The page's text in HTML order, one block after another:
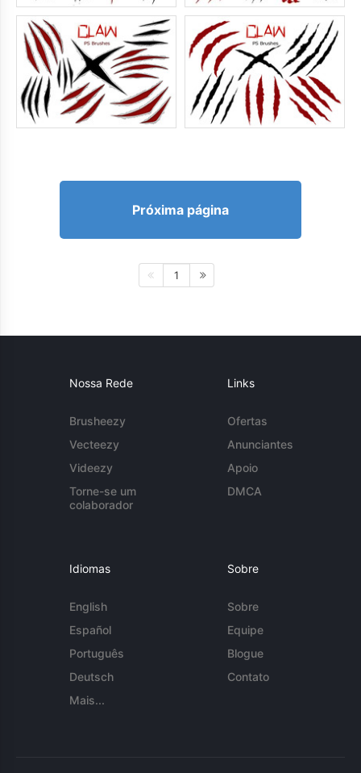
Próxima página
1
Nossa Rede
Brusheezy
Vecteezy
Videezy
Torne-se um
colaborador
Links
Ofertas
Anunciantes
Apoio
DMCA
Idiomas
English
Español
Português
Deutsch
Mais...
Sobre
Sobre
Equipe
Blogue
Contato